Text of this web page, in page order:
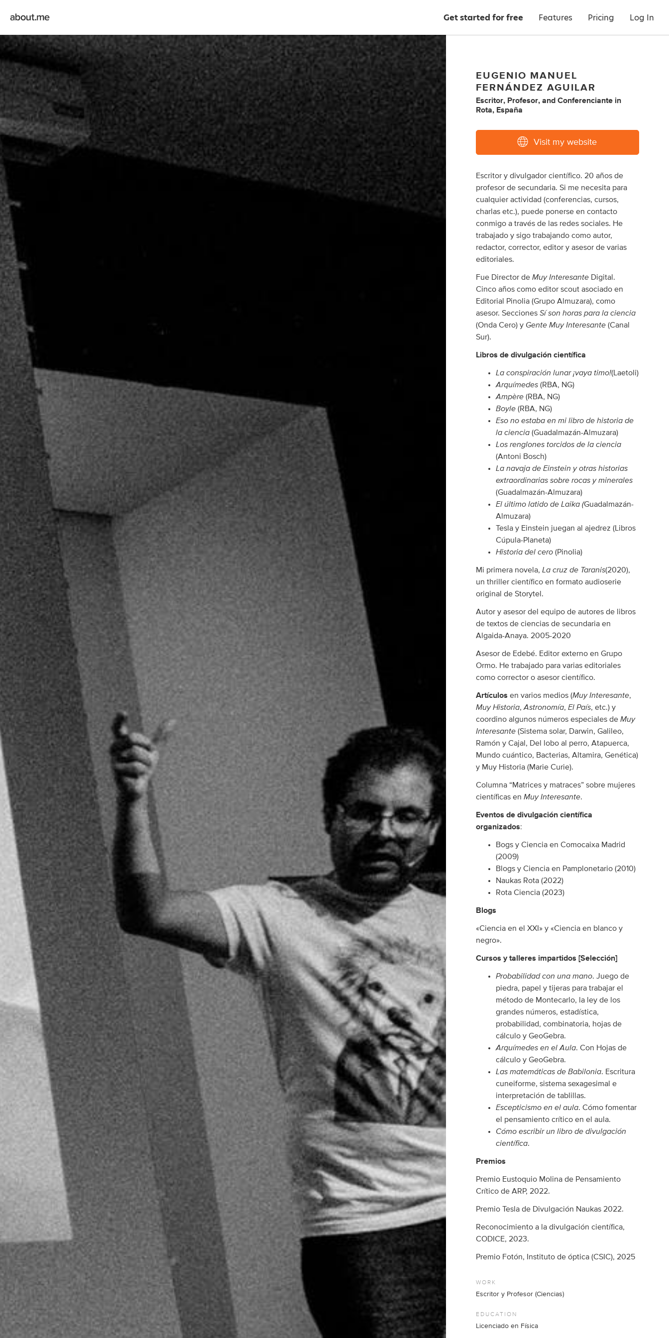
Get started for free Features Pricing Log In
EUGENIO MANUEL
FERNÁNDEZ AGUILAR
Escritor, Profesor, andConferenciante in
Rota, España
Visit my website
Escritor y divulgador científico. 20 años de
profesor de secundaria. Si me necesita para
cualquier actividad (conferencias, cursos,
charlas etc.), puede ponerse en contacto
conmigo a través de las redes sociales. He
trabajado y sigo trabajando como autor,
redactor, corrector, editor y asesor de varias
editoriales.
Fue Director deMuy Interesante Digital.
Cinco años como editor scout asociado en
Editorial Pinolia (Grupo Almuzara), como
asesor. SeccionesSí son horas para la ciencia
(Onda Cero) y Gente Muy Interesante (Canal
Sur).
Libros de divulgación científica
La conspiración lunar ¡vaya timo!(Laetoli)
Arquímedes (RBA, NG)
Ampère (RBA, NG)
Boyle (RBA, NG)
Eso no estaba en mi libro de historia de
la ciencia (Guadalmazán-Almuzara)
Los renglones torcidos de la ciencia
(Antoni Bosch)
La navaja de Einstein y otras historias
extraordinarias sobre rocas y minerales
(Guadalmazán-Almuzara)
El último latido de Laika (Guadalmazán-
Almuzara)
Tesla y Einstein juegan al ajedrez (Libros
Cúpula-Planeta)
Historia del cero (Pinolia)
Mi primera novela,La cruz de Taranis(2020),
un thriller científico en formato audioserie
original de Storytel.
Autor y asesor del equipo de autores de libros
de textos de ciencias de secundaria en
Algaida-Anaya. 2005-2020
Asesor de Edebé. Editor externo en Grupo
Ormo. He trabajado para varias editoriales
como corrector o asesor científico.
Artículos en varios medios (Muy Interesante,
Muy Historia,Astronomía,El País, etc.) y
coordino algunos números especiales deMuy
Interesante (Sistema solar, Darwin, Galileo,
Ramón y Cajal, Del lobo al perro, Atapuerca,
Mundo cuántico, Bacterias, Altamira, Genética)
y Muy Historia (Marie Curie).
Columna “Matrices y matraces” sobre mujeres
científicas enMuy Interesante.
Eventos de divulgación científica
organizados:
Bogs y Ciencia en Comocaixa Madrid
(2009)
Blogs y Ciencia en Pamplonetario (2010)
Naukas Rota (2022)
Rota Ciencia (2023)
Blogs
«Ciencia en el XXI» y «Ciencia en blanco y
negro».
Cursos y talleres impartidos [Selección]
Probabilidad con una mano. Juego de
piedra, papel y tijeras para trabajar el
método de Montecarlo, la ley de los
grandes números, estadística,
probabilidad, combinatoria, hojas de
cálculo y GeoGebra.
Arquímedes en el Aula. Con Hojas de
cálculo y GeoGebra.
Las matemáticas de Babilonia. Escritura
cuneiforme, sistema sexagesimal e
interpretación de tablillas.
Escepticismo en el aula. Cómo fomentar
el pensamiento crítico en el aula.
Cómo escribir un libro de divulgación
científica.
Premios
Premio Eustoquio Molina de Pensamiento
Crítico de ARP, 2022.
Premio Tesla de Divulgación Naukas 2022.
Reconocimiento a la divulgación científica,
CODICE, 2023.
Premio Fotón, Instituto de óptica (CSIC), 2025
WORK
Escritor y Profesor (Ciencias)
EDUCATION
Licenciado en Física